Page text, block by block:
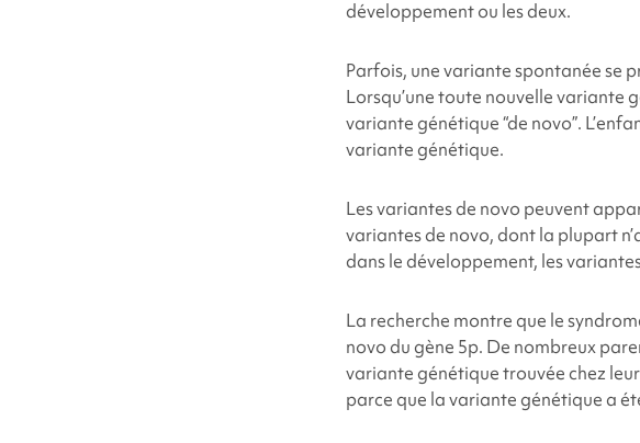
développement ou les deux.
Parfois, une variante spontanée se
Lorsqu’une toute nouvelle variante
variante génétique “de novo”.
variante génétique.
Les variantes de novo peuvent
variantes de novo, dont la plupart
dans le développement, les
La recherche montre que le
novo du gène 5p. De nombreux
variante génétique trouvée chez
parce que la variante génétique a